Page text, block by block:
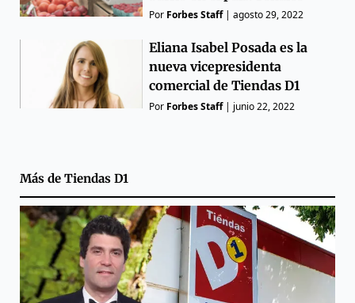
Por Forbes Staff|agosto 29, 2022
Eliana Isabel Posada es la
nueva vicepresidenta
comercial de Tiendas D1
Por Forbes Staff| junio 22, 2022
Más de Tiendas D1